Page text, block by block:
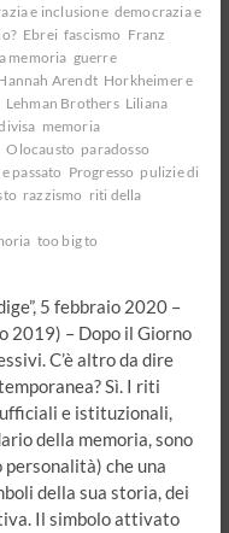
e inclusione democrazia e
Ebrei fascismo Franz
memoria guerre
Arendt Horkheimer e
Lehman Brothers Liliana
memoria
Olocausto paradosso
passato Progresso pulizie di
razzismo riti della
too big to
5 febbraio 2020 –
2019) – Dopo il Giorno
C’è altro da dire
Sì. I riti
e istituzionali,
della memoria, sono
che una
della sua storia, dei
Il simbolo attivato